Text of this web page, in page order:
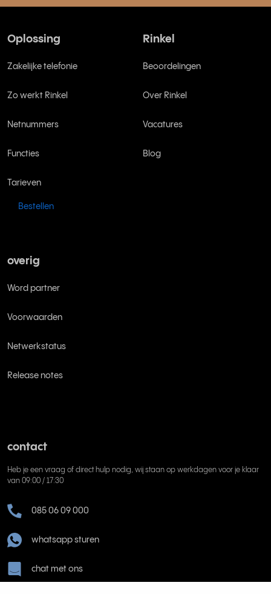
Oplossing
Zakelijke telefonie
Zo werkt Rinkel
Netnummers
Functies
Tarieven
Bestellen
Rinkel
Beoordelingen
Over Rinkel
Vacatures
Blog
overig
Word partner
Voorwaarden
Netwerkstatus
Release notes
contact
Heb je een vraag of direct hulp nodig, wij staan op werkdagen voor je klaar
van 09:00 / 17:30
085 06 09 000
whatsapp sturen
chat met ons